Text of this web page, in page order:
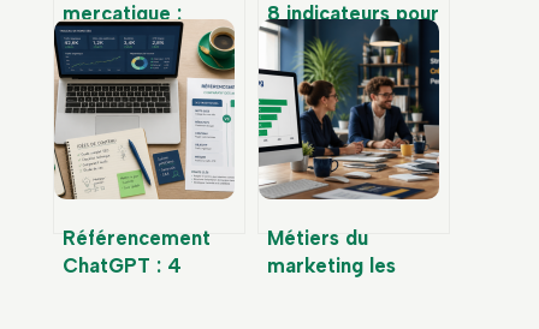
mercatique :
réactive, proactive
ou médiatrice,
quelle stratégie
pour dominer
votre marché ?
8 indicateurs pour
piloter votre
rentabilité sans
vous noyer dans
les chiffres
Référencement
ChatGPT : 4
Métiers du
marketing les